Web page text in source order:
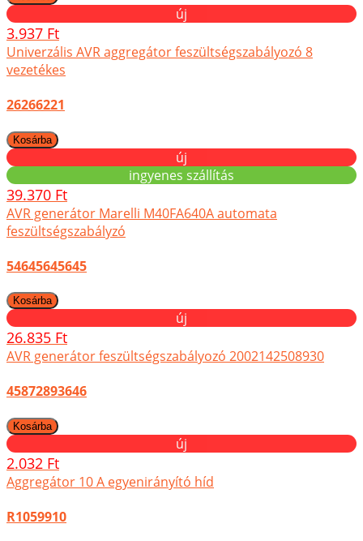
új
3.937 Ft
Univerzális AVR aggregátor feszültségszabályozó 8
vezetékes
26266221
új
ingyenes szállítás
39.370 Ft
AVR generátor Marelli M40FA640A automata
feszültségszabályzó
54645645645
új
26.835 Ft
AVR generátor feszültségszabályozó 2002142508930
45872893646
új
2.032 Ft
Aggregátor 10 A egyenirányító híd
R1059910